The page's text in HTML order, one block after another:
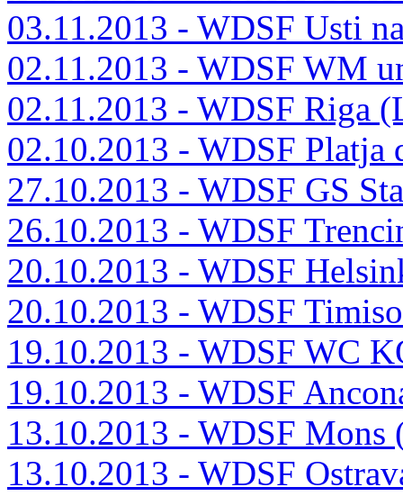
03.11.2013 - WDSF Usti
02.11.2013 - WDSF WM
02.11.2013 - WDSF Riga
02.10.2013 - WDSF Platja
27.10.2013 - WDSF GS
26.10.2013 - WDSF
20.10.2013 - WDSF
20.10.2013 - WDSF
19.10.2013 - WDSF WC
19.10.2013 - WDSF
13.10.2013 - WDSF Mons
13.10.2013 - WDSF